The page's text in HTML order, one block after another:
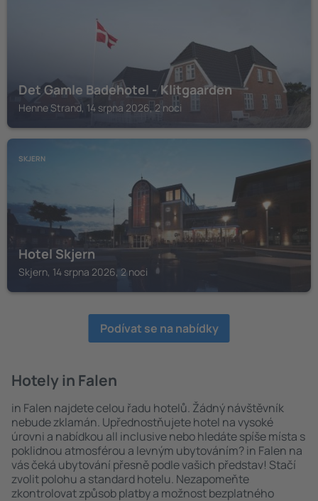
Det Gamle Badehotel - Klitgaarden
Henne Strand, 14 srpna 2026, 2 noci
SKJERN
Hotel Skjern
Skjern, 14 srpna 2026, 2 noci
Podívat se na nabídky
Hotely in Falen
in Falen najdete celou řadu hotelů. Žádný návštěvník
nebude zklamán. Upřednostňujete hotel na vysoké
úrovni a nabídkou all inclusive nebo hledáte spíše místa s
poklidnou atmosférou a levným ubytováním? in Falen na
vás čeká ubytování přesně podle vašich představ! Stačí
zvolit polohu a standard hotelu. Nezapomeňte
zkontrolovat způsob platby a možnost bezplatného